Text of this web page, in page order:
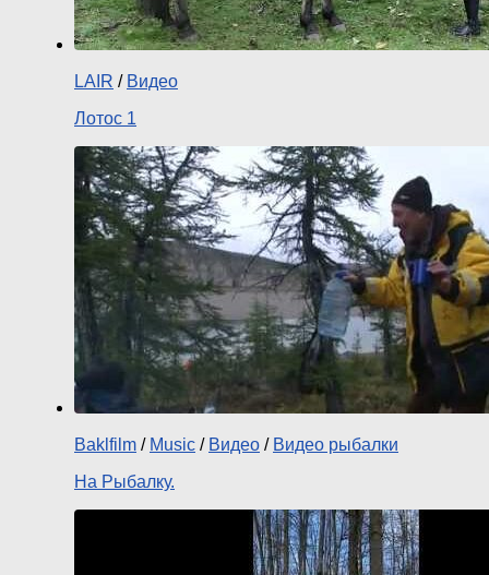
LAIR / Видео
Лотос 1
Baklfilm / Music / Видео / Видео рыбалки
На Рыбалку.